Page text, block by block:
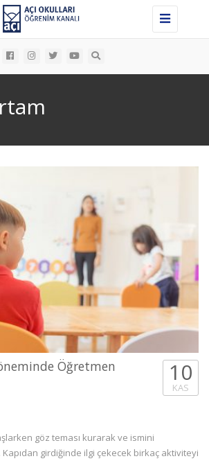
Toggle
navigation
Öğretmen 10
KAS
göz teması kurarak ve ismini
Kapıdan girdiğinde ilgi çekecek birkaç aktiviteyi